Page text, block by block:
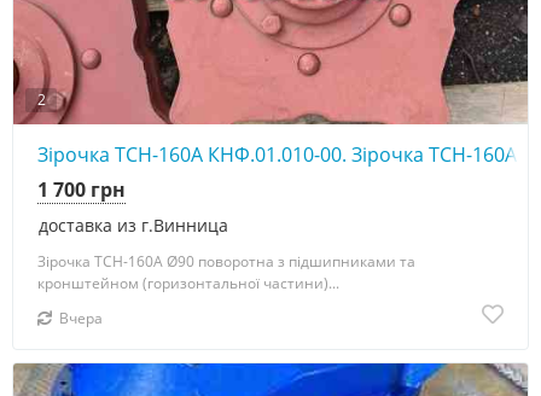
2
Зірочка ТСН-160А КНФ.01.010-00. Зірочка ТСН-160А
доставка из г.Винница
1 700 грн
Зірочка ТСН-160А Ø90 поворотна з підшипниками та
кронштейном (горизонтальної частини)...
Вчера